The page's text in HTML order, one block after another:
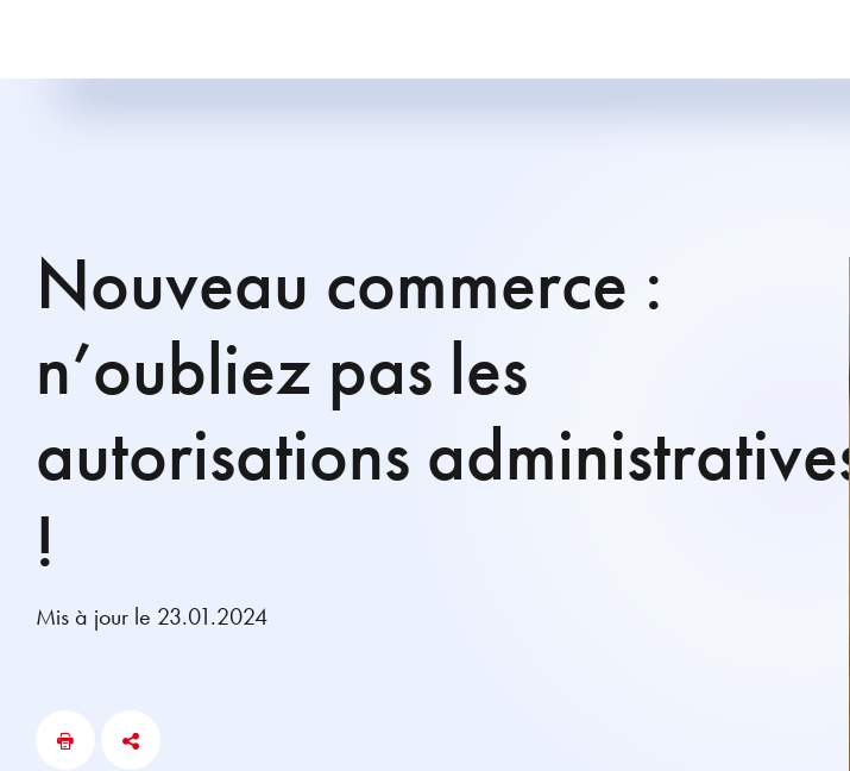
Nouveau commerce :
n’oubliez pas les
autorisations administratives
!
Mis à jour le 23.01.2024